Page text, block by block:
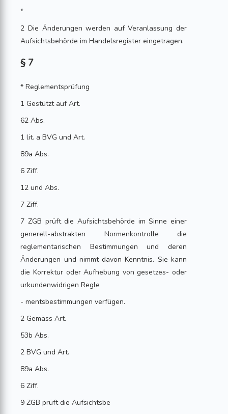
*
2 Die Änderungen werden auf Veranlassung der
Aufsichtsbehörde im Handelsregister eingetragen.
§ 7
* Reglementsprüfung
1 Gestützt auf Art.
62 Abs.
1 lit. a BVG und Art.
89a Abs.
6 Ziff.
12 und Abs.
7 Ziff.
7 ZGB prüft die Aufsichtsbehörde im Sinne einer
generell-abstrakten Normenkontrolle die
reglementarischen Bestimmungen und deren
Änderungen und nimmt davon Kenntnis. Sie kann
die Korrektur oder Aufhebung von gesetzes- oder
urkundenwidrigen Regle
- mentsbestimmungen verfügen.
2 Gemäss Art.
53b Abs.
2 BVG und Art.
89a Abs.
6 Ziff.
9 ZGB prüft die Aufsichtsbe